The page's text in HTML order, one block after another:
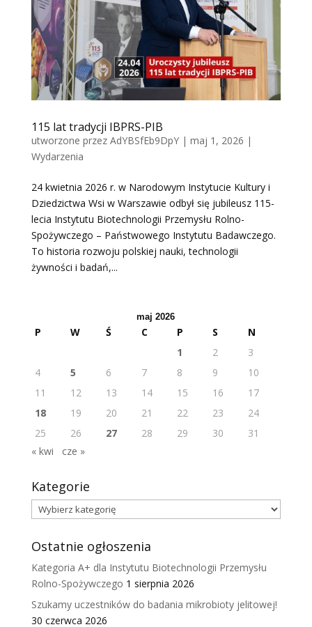
115 lat tradycji IBPRS-PIB
utworzone przez AdYBSfEb9DpY| maj 1, 2026 |
Wydarzenia
24 kwietnia 2026 r. w Narodowym Instytucie Kultury i
Dziedzictwa Wsi w Warszawie odbył się jubileusz 115-
lecia Instytutu Biotechnologii Przemysłu Rolno-
Spożywczego – Państwowego Instytutu Badawczego.
To historia rozwoju polskiej nauki, technologii
żywności i badań,...
maj 2026
P W Ś C P S
N
1
2
3
4
5 6 7 8 9
10
11
12 13 14 15 16
17
18
19 20 21 22 23
24
25
26 27 28 29 30
31
« kwi
cze »
Kategorie
Kategorie
Ostatnie ogłoszenia
Kategoria A+ dla Instytutu Biotechnologii Przemysłu
Rolno-Spożywczego 1 sierpnia 2026
Szukamy uczestników do badania mikrobioty jelitowej!
30 czerwca 2026